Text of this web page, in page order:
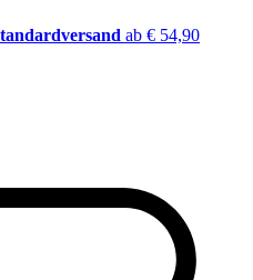
ab € 54,90